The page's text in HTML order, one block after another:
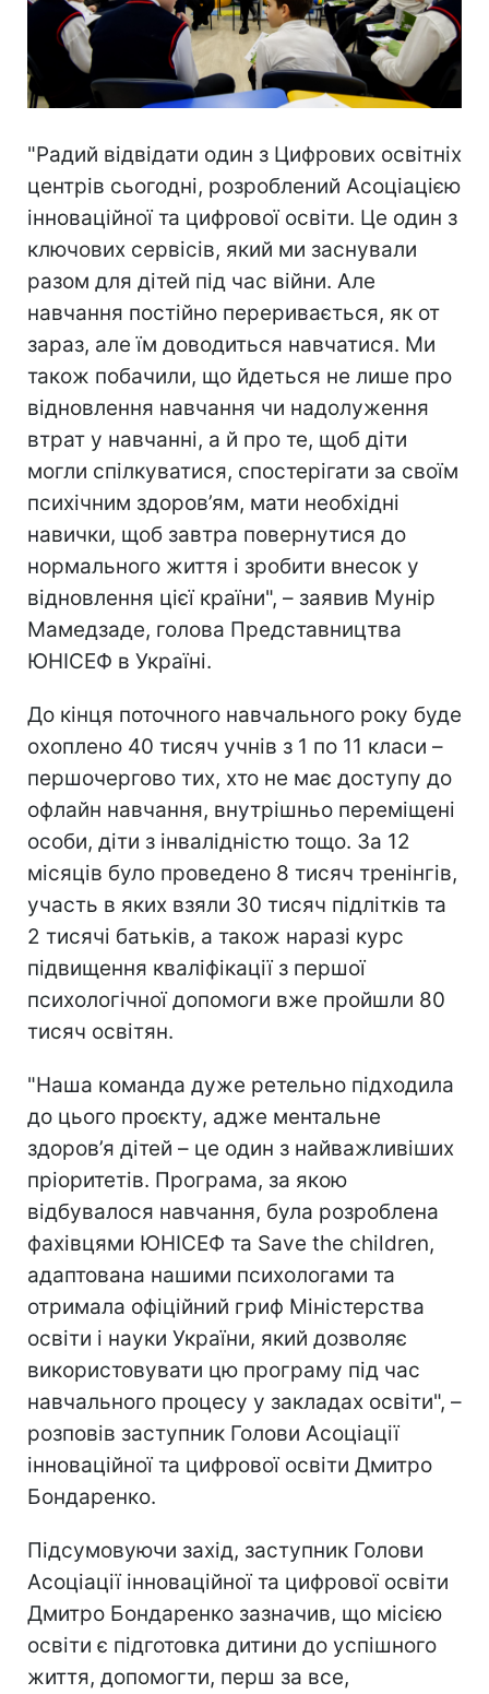
"Радий відвідати один з Цифрових освітніх
центрів сьогодні, розроблений Асоціацією
інноваційної та цифрової освіти. Це один з
ключових сервісів, який ми заснували
разом для дітей під час війни. Але
навчання постійно переривається, як от
зараз, але їм доводиться навчатися. Ми
також побачили, що йдеться не лише про
відновлення навчання чи надолуження
втрат у навчанні, а й про те, щоб діти
могли спілкуватися, спостерігати за своїм
психічним здоров’ям, мати необхідні
навички, щоб завтра повернутися до
нормального життя і зробити внесок у
відновлення цієї країни", – заявив Мунір
Мамедзаде, голова Представництва
ЮНІСЕФ в Україні.
До кінця поточного навчального року буде
охоплено 40 тисяч учнів з 1 по 11 класи –
першочергово тих, хто не має доступу до
офлайн навчання, внутрішньо переміщені
особи, діти з інвалідністю тощо. За 12
місяців було проведено 8 тисяч тренінгів,
участь в яких взяли 30 тисяч підлітків та
2 тисячі батьків, а також наразі курс
підвищення кваліфікації з першої
психологічної допомоги вже пройшли 80
тисяч освітян.
"Наша команда дуже ретельно підходила
до цього проєкту, адже ментальне
здоров’я дітей – це один з найважливіших
пріоритетів. Програма, за якою
відбувалося навчання, була розроблена
фахівцями ЮНІСЕФ та Save the children,
адаптована нашими психологами та
отримала офіційний гриф Міністерства
освіти і науки України, який дозволяє
використовувати цю програму під час
навчального процесу у закладах освіти", –
розповів заступник Голови Асоціації
інноваційної та цифрової освіти Дмитро
Бондаренко.
Підсумовуючи захід, заступник Голови
Асоціації інноваційної та цифрової освіти
Дмитро Бондаренко зазначив, що місією
освіти є підготовка дитини до успішного
життя, допомогти, перш за все,